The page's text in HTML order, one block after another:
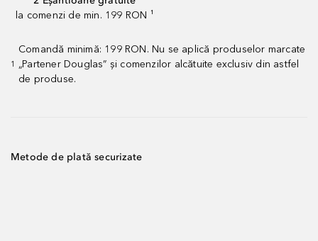
la comenzi de min. 199 RON ¹
1
Comandă minimă: 199 RON. Nu se aplică produselor marcate
„Partener Douglas” și comenzilor alcătuite exclusiv din astfel
de produse.
Metode de plată securizate